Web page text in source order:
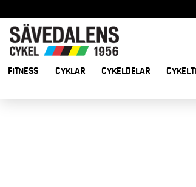
FITNESS CYKLAR CYKELDELAR